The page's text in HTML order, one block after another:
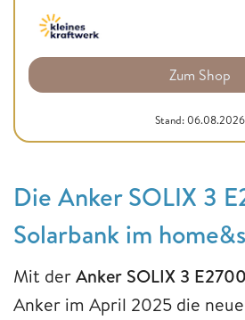
Zum Shop
Stand: 06.08.2026
Die Anker SOLIX 3
Solarbank im
Mit derAnker SOLIX 3
Anker im April 2025 die